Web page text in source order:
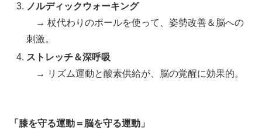
ノルディックウォーキング
→ 杖代わりのポールを使って、姿勢改善＆脳への
刺激。
ストレッチ＆深呼吸
→ リズム運動と酸素供給が、脳の覚醒に効果的。
「膝を守る運動＝脳を守る運動」